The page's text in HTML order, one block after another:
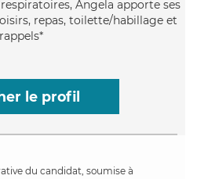
Angela apporte ses
repas, toilette/habillage et
rappels*
le profil
du candidat, soumise à